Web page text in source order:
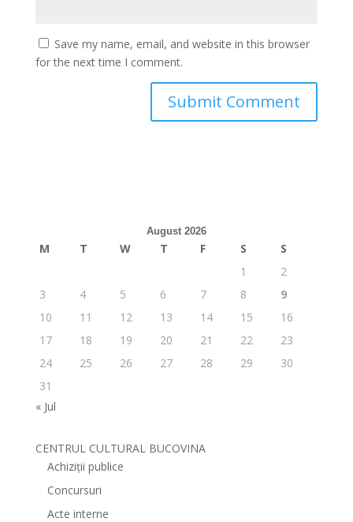
Save my name, email, and website in this browser
for the next time I comment.
August 2026
M T W T F S
S
1
2
3
4 5 6 7 8
9
10
11 12 13 14 15
16
17
18 19 20 21 22
23
24
25 26 27 28 29
30
31
« Jul
CENTRUL CULTURAL BUCOVINA
Achiziții publice
Concursuri
Acte interne